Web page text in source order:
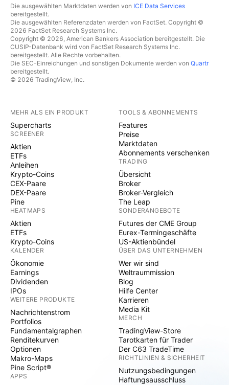
Die ausgewählten Marktdaten werden von ICE Data Services
bereitgestellt.
Die ausgewählten Referenzdaten werden von FactSet. Copyright ©
2026 FactSet Research Systems Inc.
Copyright © 2026, American Bankers Association bereitgestellt. Die
CUSIP-Datenbank wird von FactSet Research Systems Inc.
bereitgestellt. Alle Rechte vorbehalten.
Die SEC-Einreichungen und sonstigen Dokumente werden von Quartr
bereitgestellt.
© 2026 TradingView, Inc.
MEHR ALS EIN PRODUKT
Supercharts
SCREENER
Aktien
ETFs
Anleihen
Krypto-Coins
CEX-Paare
DEX-Paare
Pine
HEATMAPS
Aktien
ETFs
Krypto-Coins
KALENDER
Ökonomie
Earnings
Dividenden
IPOs
WEITERE PRODUKTE
Nachrichtenstrom
Portfolios
Fundamentalgraphen
Renditekurven
Optionen
Makro-Maps
Pine Script®
APPS
TOOLS & ABONNEMENTS
Features
Preise
Marktdaten
Abonnements verschenken
TRADING
Übersicht
Broker
Broker-Vergleich
The Leap
SONDERANGEBOTE
Futures der CME Group
Eurex-Termingeschäfte
US-Aktienbündel
ÜBER DAS UNTERNEHMEN
Wer wir sind
Weltraummission
Blog
Hilfe Center
Karrieren
Media Kit
MERCH
TradingView-Store
Tarotkarten für Trader
Der C63 TradeTime
RICHTLINIEN & SICHERHEIT
Nutzungsbedingungen
Haftungsausschluss